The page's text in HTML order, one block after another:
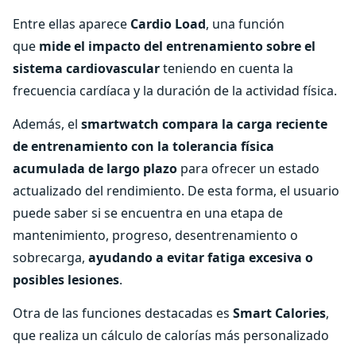
Entre ellas aparece Cardio Load, una función
que mide el impacto del entrenamiento sobre el
sistema cardiovascularteniendo en cuenta la
frecuencia cardíaca y la duración de la actividad física.
Además, el smartwatch compara la carga reciente
de entrenamiento con la tolerancia física
acumulada de largo plazo para ofrecer un estado
actualizado del rendimiento. De esta forma, el usuario
puede saber si se encuentra en una etapa de
mantenimiento, progreso, desentrenamiento o
sobrecarga, ayudando a evitar fatiga excesiva o
posibles lesiones.
Otra de las funciones destacadas es Smart Calories,
que realiza un cálculo de calorías más personalizado